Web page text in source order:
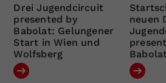
Drei Jugendcircuit
presented by
Babolat: Gelungener
Start in Wien und
Wolfsberg
neuen